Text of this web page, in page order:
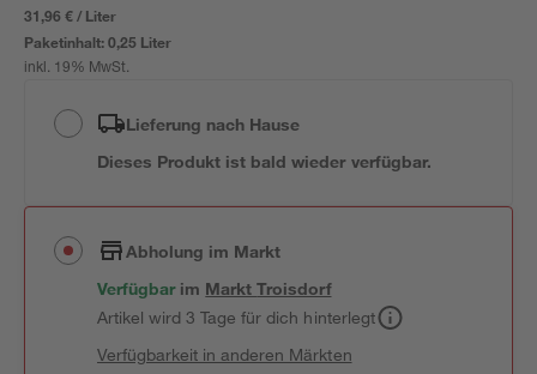
31,96 € / Liter
Paketinhalt:0,25 Liter
inkl. 19% MwSt.
Lieferung nach Hause
Dieses Produkt ist bald wieder verfügbar.
Abholung im Markt
Verfügbar im MarktTroisdorf
Artikel wird 3 Tage für dich hinterlegt
Verfügbarkeit in anderen Märkten